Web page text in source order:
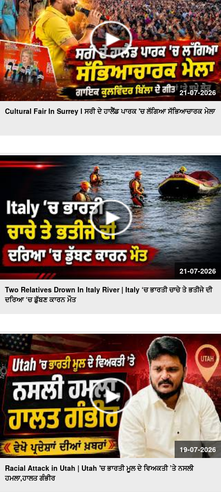
21-07-2026
Cultural Fair In Surrey l ਸਰੀ ਦੇ ਹਾਲੈਂਡ ਪਾਰਕ 'ਚ ਲੱਗਿਆ ਸੱਭਿਆਚਾਰਕ ਮੇਲਾ
21-07-2026
Two Relatives Drown In Italy River | Italy ‘ਚ ਭਾਰਤੀ ਚਾਚੇ ਤੇ ਭਤੀਜੇ ਦੀ
ਦਰਿਆ ‘ਚ ਡੁੱਬਣ ਕਾਰਨ ਮੌਤ
19-07-2026
Racial Attack in Utah | Utah 'ਚ ਭਾਰਤੀ ਮੂਲ ਦੇ ਵਿਅਕਤੀ ’ਤੇ ਨਸਲੀ
ਹਮਲਾ,ਹਾਲਤ ਗੰਭੀਰ